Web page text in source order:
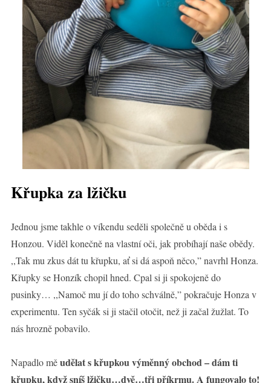
Křupka za lžičku
Jednou jsme takhle o víkendu seděli společně u oběda i s
Honzou. Viděl konečně na vlastní oči, jak probíhají naše obědy.
,,Tak mu zkus dát tu křupku, ať si dá aspoň něco,” navrhl Honza.
Křupky se Honzík chopil hned. Cpal si ji spokojeně do
pusinky… ,,Namoč mu jí do toho schválně,” pokračuje Honza v
experimentu. Ten syčák si ji stačil otočit, než ji začal žužlat. To
nás hrozně pobavilo.
Napadlo měudělat s křupkou výměnný obchod – dám ti
křupku, když sníš lžičku…dvě…tři příkrmu. A fungovalo to!